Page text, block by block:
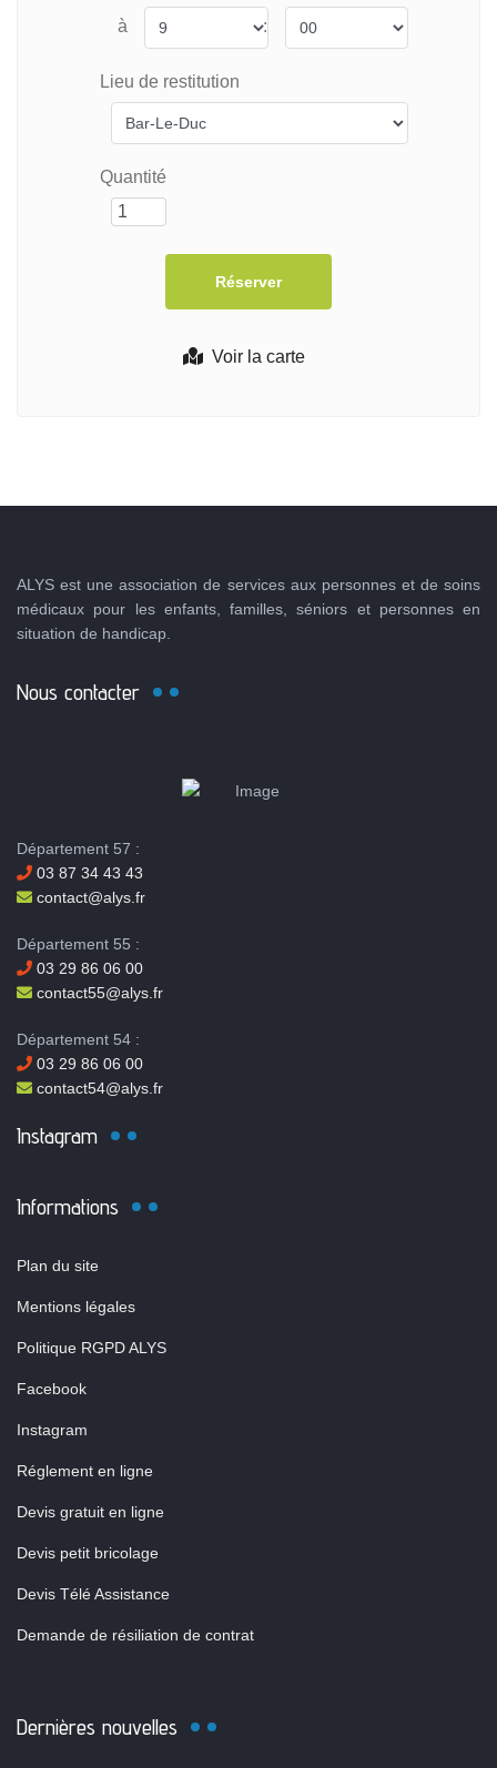
Voir la carte
à :
Lieu de restitution
Quantité
ALYS est une association de services aux personnes et de soins
médicaux pour les enfants, familles, séniors et personnes en
situation de handicap.
Nous contacter
Département 57 :
03 87 34 43 43
contact@alys.fr
Département 55 :
03 29 86 06 00
contact55@alys.fr
Département 54 :
03 29 86 06 00
contact54@alys.fr
Instagram
Informations
Plan du site
Mentions légales
Politique RGPD ALYS
Facebook
Instagram
Réglement en ligne
Devis gratuit en ligne
Devis petit bricolage
Devis Télé Assistance
Demande de résiliation de contrat
Dernières nouvelles